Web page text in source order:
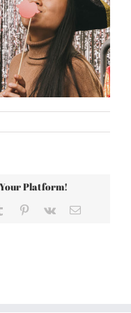
Platform!
Tumblr Pinterest
Vk Email